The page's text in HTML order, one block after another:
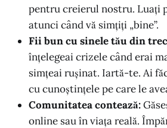
pentru creierul nostru. Luați
atunci când vă simțiți „bine”.
Fii bun cu sinele tău din
înțelegeai crizele când erai
simțeai rușinat. Iartă-te. Ai
cu cunoștințele pe care le
Comunitatea contează:
online sau în viața reală.